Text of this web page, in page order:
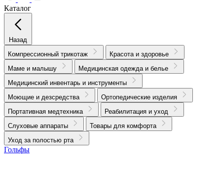
Каталог
Назад
Компрессионный трикотаж
Красота и здоровье
Маме и малышу
Медицинская одежда и белье
Медицинский инвентарь и инструменты
Моющие и дезсредства
Ортопедические изделия
Портативная медтехника
Реабилитация и уход
Слуховые аппараты
Товары для комфорта
Уход за полостью рта
Гольфы